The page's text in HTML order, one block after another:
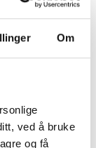
Om
ved å bruke
og få
at alle skal
alle,